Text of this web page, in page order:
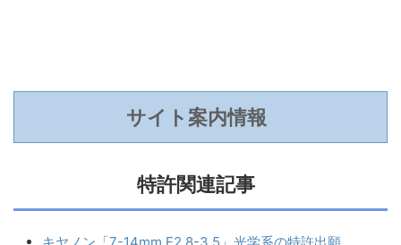
サイト案内情報
特許関連記事